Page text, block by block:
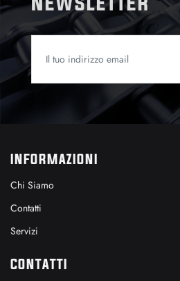
INFORMAZIONI
Chi Siamo
Contatti
Servizi
CONTATTI